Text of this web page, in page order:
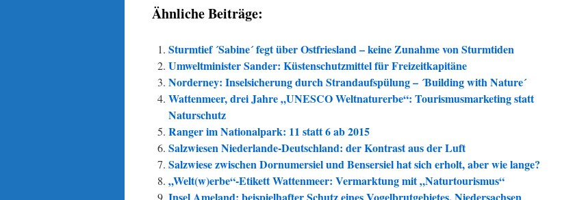
Ähnliche Beiträge:
Sturmtief ´Sabine´ fegt über Ostfriesland – keine Zunahme von Sturmtiden
Umweltminister Sander: Küstenschutzmittel für Freizeitkapitäne
Norderney: Inselsicherung durch Strandaufspülung – ´Building with Nature´
Wattenmeer, drei Jahre „UNESCO Weltnaturerbe“: Tourismusmarketing statt
Naturschutz
Ranger im Nationalpark: 11 statt 6 ab 2015
Salzwiesen Niederlande-Deutschland: der Kontrast aus der Luft
Salzwiese zwischen Dornumersiel und Bensersiel hat sich erholt, aber wie lange?
„Welt(w)erbe“-Etikett Wattenmeer: Vermarktung mit „Naturtourismus“